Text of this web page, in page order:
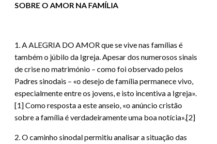
SOBRE O AMOR NA FAMÍLIA
1. A ALEGRIA DO AMOR que se vive nas famílias é
também o júbilo da Igreja. Apesar dos numerosos sinais
de crise no matrimónio – como foi observado pelos
Padres sinodais – «o desejo de família permanece vivo,
especialmente entre os jovens, e isto incentiva a Igreja».
[1] Como resposta a este anseio, «o anúncio cristão
sobre a família é verdadeiramente uma boa notícia».[2]
2. O caminho sinodal permitiu analisar a situação das